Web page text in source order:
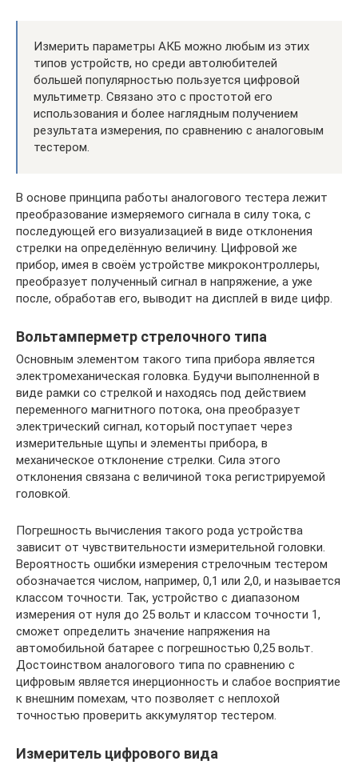
Измерить параметры АКБ можно любым из этих
типов устройств, но среди автолюбителей
большей популярностью пользуется цифровой
мультиметр. Связано это с простотой его
использования и более наглядным получением
результата измерения, по сравнению с аналоговым
тестером.
В основе принципа работы аналогового тестера лежит
преобразование измеряемого сигнала в силу тока, с
последующей его визуализацией в виде отклонения
стрелки на определённую величину. Цифровой же
прибор, имея в своём устройстве микроконтроллеры,
преобразует полученный сигнал в напряжение, а уже
после, обработав его, выводит на дисплей в виде цифр.
Вольтамперметр стрелочного типа
Основным элементом такого типа прибора является
электромеханическая головка. Будучи выполненной в
виде рамки со стрелкой и находясь под действием
переменного магнитного потока, она преобразует
электрический сигнал, который поступает через
измерительные щупы и элементы прибора, в
механическое отклонение стрелки. Сила этого
отклонения связана с величиной тока регистрируемой
головкой.
Погрешность вычисления такого рода устройства
зависит от чувствительности измерительной головки.
Вероятность ошибки измерения стрелочным тестером
обозначается числом, например, 0,1 или 2,0, и называется
классом точности. Так, устройство с диапазоном
измерения от нуля до 25 вольт и классом точности 1,
сможет определить значение напряжения на
автомобильной батарее с погрешностью 0,25 вольт.
Достоинством аналогового типа по сравнению с
цифровым является инерционность и слабое восприятие
к внешним помехам, что позволяет с неплохой
точностью проверить аккумулятор тестером.
Измеритель цифрового вида